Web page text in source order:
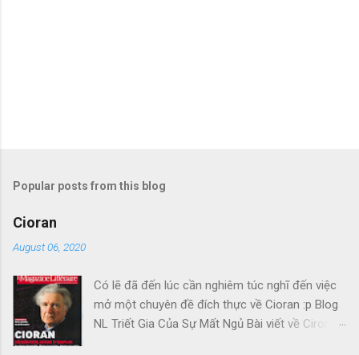
Popular posts from this blog
Cioran
August 06, 2020
Có lẽ đã đến lúc cần nghiêm túc nghĩ đến việc
mở một chuyên đề đích thực về Cioran :p Blog
NL Triết Gia Của Sự Mất Ngủ Bài viết về Ciroran